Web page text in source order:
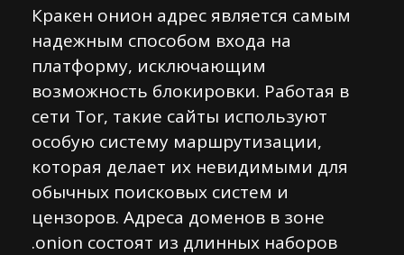
Кракен онион адрес является самым
надежным способом входа на
платформу, исключающим
возможность блокировки. Работая в
сети Tor, такие сайты используют
особую систему маршрутизации,
которая делает их невидимыми для
обычных поисковых систем и
цензоров. Адреса доменов в зоне
.onion состоят из длинных наборов